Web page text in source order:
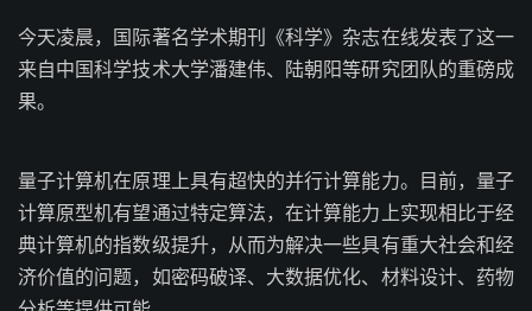
今天凌晨，国际著名学术期刊《科学》杂志在线发表了这一
来自中国科学技术大学潘建伟、陆朝阳等研究团队的重磅成
果。
量子计算机在原理上具有超快的并行计算能力。目前，量子
计算原型机有望通过特定算法，在计算能力上实现相比于经
典计算机的指数级提升，从而为解决一些具有重大社会和经
济价值的问题，如密码破译、大数据优化、材料设计、药物